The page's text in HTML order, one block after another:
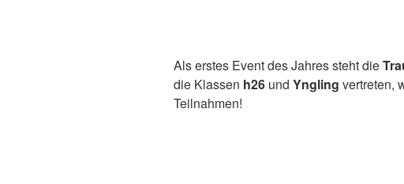
Als erstes Event des Jahres steht die
die Klassen h26 und Yngling vertreten,
Teilnahmen!